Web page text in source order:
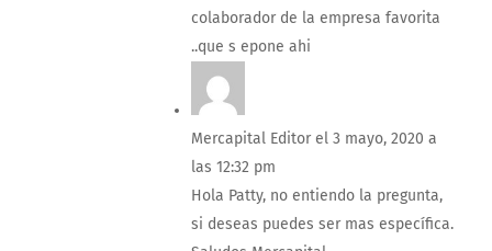
colaborador de la empresa favorita
..que s epone ahi
Mercapital Editor el 3 mayo, 2020 a
las 12:32 pm
Hola Patty, no entiendo la pregunta,
si deseas puedes ser mas específica.